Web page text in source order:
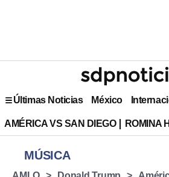
Últimas Noticias México
AMÉRICA VS SAN DIEGO ROMINA
MÚSICA